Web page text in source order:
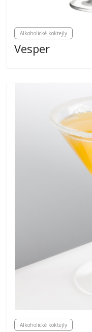
Alkoholické koktejly
Vesper
Alkoholické koktejly